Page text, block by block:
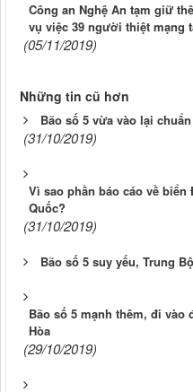
Công an Nghệ An tạm giữ
vụ việc 39 người thiệt mạng
(05/11/2019)
Những tin cũ hơn
Bão số 5 vừa vào lại
(31/10/2019)
Vì sao phần báo cáo về
Quốc?
(31/10/2019)
Bão số 5 suy yếu, Trung
Bão số 5 mạnh thêm, đi vào
Hòa
(29/10/2019)